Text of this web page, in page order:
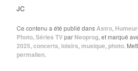
JC
Ce contenu a été publié dansAstro,
Photo,Séries TVpar Neoprog, et marqué
2025,concerts, loisirs, musique, photo.
permalien.